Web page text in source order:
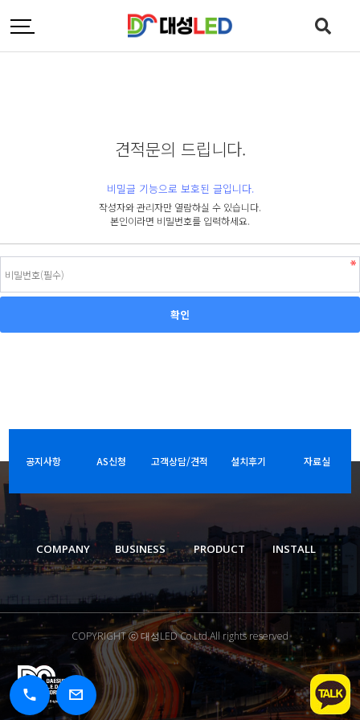
견적문의 드립니다.
비밀글 기능으로 보호된 글입니다.
작성자와 관리자만 열람하실 수 있습니다.
본인이라면 비밀번호를 입력하세요.
공지사항 AS신청 고객상담/견적 설치후기 자료실
COMPANY BUSINESS PRODUCT INSTALL
COPYRIGHT ⓒ 대성LED Co.Ltd.All rights reserved